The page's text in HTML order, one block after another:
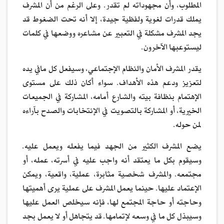
المطلوب، وأن مجهوداته لم تقدر. وعلى الرغم من أن المشرف
يملك قدرات لغوية ولفظية جيدة، إلا أنه تحت الضغوط قد
يجد المشرف مشكلة في التعبير عن مشاعره ووضعها في كلمات
ليستوعبها الآخرون.
يقدر المشرف الأمان والنظام الإجتماعي، وسيفعل كل مافي يده
لتعزيز ودعم هذه الأهداف. سواء أكان ذلك على مستوى
الإهتمام بنظافة بيته والشارع أمامه، المشاركة في الجميعات
الخيرية، أو المشاركة بالتصويت في الإنتخابات والصدح بآراءه
لمن حوله.
يضع المشرف الكثير من الجهد فيما يفعله ويعمل عليه.
وسيقوم بكل ما يعتقد أنه واجب عليه في أسرته، عمله، أو
مجتمعه. والمشرف شخصية مثابرة، عملية، واقعية، ويمكن
الإعتماد عليها. حينما يعمل المشرف على عملية يرى أهميتها
وحاجته أو حاجة المجتمع لها، فإنه سيخلص العمل عليها
وسيبذل كل ما في وسعه لإتمامها. قد يتجاهل أو لا يعمل بجد